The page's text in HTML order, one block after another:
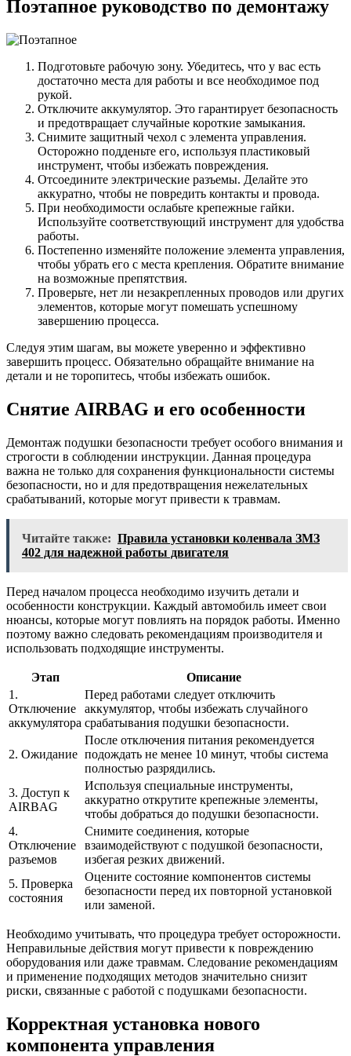
Поэтапное руководство по демонтажу
Подготовьте рабочую зону. Убедитесь, что у вас есть
достаточно места для работы и все необходимое под
рукой.
Отключите аккумулятор. Это гарантирует безопасность
и предотвращает случайные короткие замыкания.
Снимите защитный чехол с элемента управления.
Осторожно подденьте его, используя пластиковый
инструмент, чтобы избежать повреждения.
Отсоедините электрические разъемы. Делайте это
аккуратно, чтобы не повредить контакты и провода.
При необходимости ослабьте крепежные гайки.
Используйте соответствующий инструмент для удобства
работы.
Постепенно изменяйте положение элемента управления,
чтобы убрать его с места крепления. Обратите внимание
на возможные препятствия.
Проверьте, нет ли незакрепленных проводов или других
элементов, которые могут помешать успешному
завершению процесса.
Следуя этим шагам, вы можете уверенно и эффективно
завершить процесс. Обязательно обращайте внимание на
детали и не торопитесь, чтобы избежать ошибок.
Снятие AIRBAG и его особенности
Демонтаж подушки безопасности требует особого внимания и
строгости в соблюдении инструкции. Данная процедура
важна не только для сохранения функциональности системы
безопасности, но и для предотвращения нежелательных
срабатываний, которые могут привести к травмам.
Читайте также: Правила установки коленвала ЗМЗ
402 для надежной работы двигателя
Перед началом процесса необходимо изучить детали и
особенности конструкции. Каждый автомобиль имеет свои
нюансы, которые могут повлиять на порядок работы. Именно
поэтому важно следовать рекомендациям производителя и
использовать подходящие инструменты.
Этап
Описание
1.
Отключение
аккумулятора
Перед работами следует отключить
аккумулятор, чтобы избежать случайного
срабатывания подушки безопасности.
2. Ожидание
После отключения питания рекомендуется
подождать не менее 10 минут, чтобы система
полностью разрядились.
3. Доступ к
AIRBAG
Используя специальные инструменты,
аккуратно открутите крепежные элементы,
чтобы добраться до подушки безопасности.
4.
Отключение
разъемов
Снимите соединения, которые
взаимодействуют с подушкой безопасности,
избегая резких движений.
5. Проверка
состояния
Оцените состояние компонентов системы
безопасности перед их повторной установкой
или заменой.
Необходимо учитывать, что процедура требует осторожности.
Неправильные действия могут привести к повреждению
оборудования или даже травмам. Следование рекомендациям
и применение подходящих методов значительно снизит
риски, связанные с работой с подушками безопасности.
Корректная установка нового
компонента управления